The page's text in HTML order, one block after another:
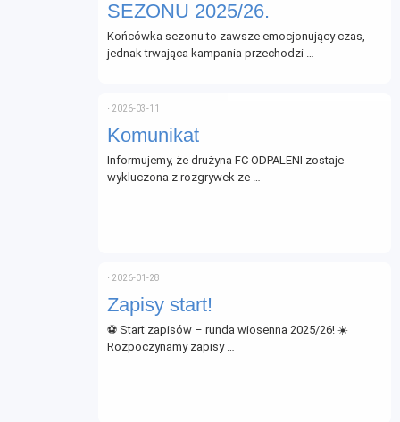
SEZONU 2025/26.
Końcówka sezonu to zawsze emocjonujący czas,
jednak trwająca kampania przechodzi …
Komunikat
⋅ 2026-03-11
Informujemy, że drużyna FC ODPALENI zostaje
wykluczona z rozgrywek ze …
Zapisy start!
⋅ 2026-01-28
⚽ Start zapisów – runda wiosenna 2025/26! ☀️
Rozpoczynamy zapisy …